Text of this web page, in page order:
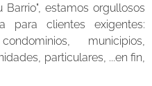
Barrio", estamos orgullosos
para clientes exigentes:
municipios,
particulares, ...en fin,